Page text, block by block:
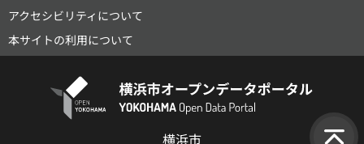
アクセシビリティについて
本サイトの利用について
横浜市